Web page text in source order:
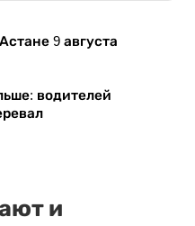
9 августа
водителей
и